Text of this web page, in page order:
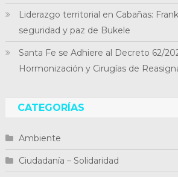
Liderazgo territorial en Cabañas:
seguridad y paz de Bukele
Santa Fe se Adhiere al Decreto 62/
Hormonización y Cirugías de
CATEGORÍAS
Ambiente
Ciudadanía – Solidaridad